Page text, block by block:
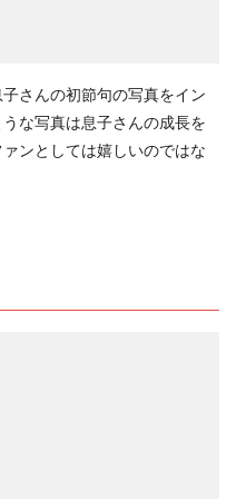
さんの初節句の写真をイン
な写真は息子さんの成長を
ンとしては嬉しいのではな